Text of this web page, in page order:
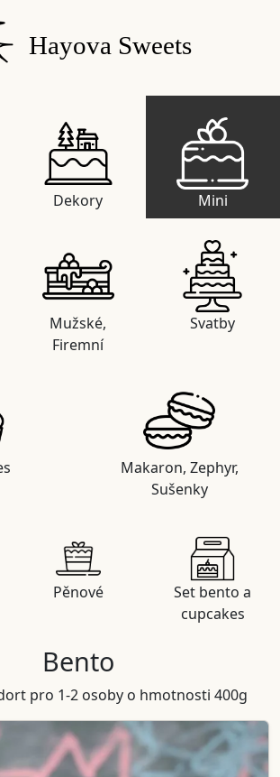
Hayova Sweets
Dekory Mini
Mužské,
Firemní
Svatby
Makaron, Zephyr,
Sušenky
Pěnové
Set bento a
cupcakes
Bento
pro 1-2 osoby o hmotnosti 400g